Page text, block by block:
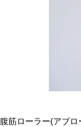
腹筋ローラー(アブロ